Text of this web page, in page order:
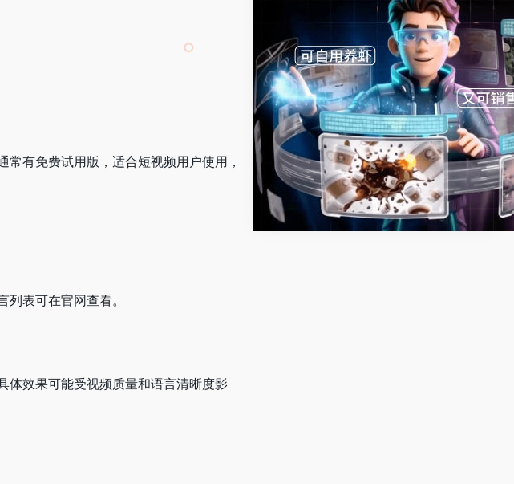
有免费试用版，适合短视频用户使用，
表可在官网查看。
体效果可能受视频质量和语言清晰度影